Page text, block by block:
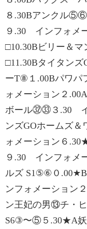
８.30Bアンクル
９.30 インフォメ
□10.30Bビリー＆マ
□11.30Bタイタンズ
ーT⑧１.00Bパワパ
ォメーション２
ボール㉜㉝３.30
ンズGOホームズ
ォメーション６
９.30 インフォメ
ルズ S1⑤⑥０
ンフォメーション
ン王妃の男⑬チ・
S6③〜⑤５.30★A